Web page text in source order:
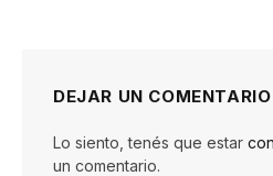
DEJAR UN COMENTARIO
Lo siento, tenés que estar
un comentario.